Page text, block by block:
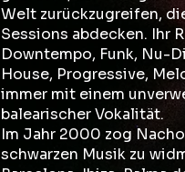
Welt zurückzugreifen,
Sessions abdecken. Ihr
Downtempo, Funk, Nu-
House, Progressive,
immer mit einem
balearischer Vokalität.
Im Jahr 2000 zog
schwarzen Musik zu